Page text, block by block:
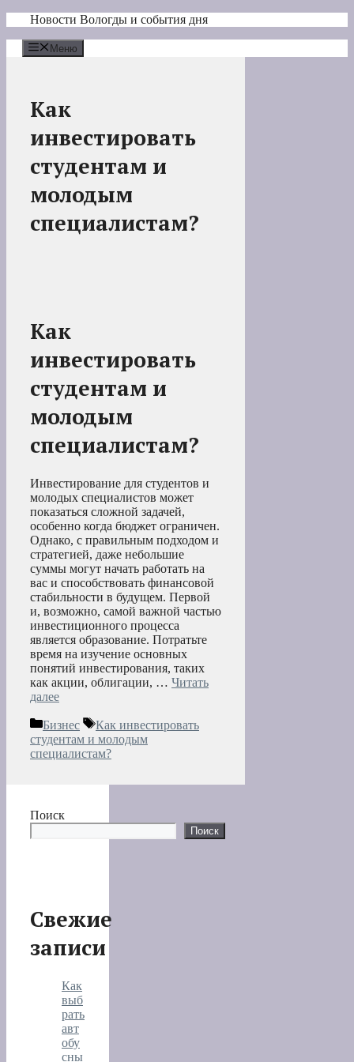
Перейти
содержимому
Новости Вологды и события дня
Меню
Как
инвестировать
студентам и
молодым
специалистам?
Как
инвестировать
студентам и
молодым
специалистам?
Инвестирование для студентов и
молодых специалистов может
показаться сложной задачей,
особенно когда бюджет ограничен.
Однако, с правильным подходом и
стратегией, даже небольшие
суммы могут начать работать на
вас и способствовать финансовой
стабильности в будущем. Первой
и, возможно, самой важной частью
инвестиционного процесса
является образование. Потратьте
время на изучение основных
понятий инвестирования, таких
как акции, облигации, … Читать
далее
Рубрики
Бизнес Метки
Как инвестировать
студентам и молодым
специалистам?
Поиск
Поиск
Свежие
записи
Как
выб
рать
авт
обу
сны